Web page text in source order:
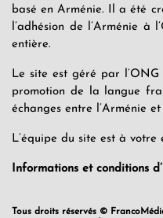
basé en Arménie. Il a été
l’adhésion de l’Arménie
entière.
Le site est géré par
promotion de la langue
échanges entre l’Arménie
L’équipe du site est à votre
Informations et conditions
Tous droits réservés ©